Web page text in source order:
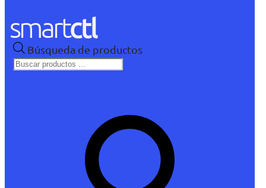
Búsqueda de productos